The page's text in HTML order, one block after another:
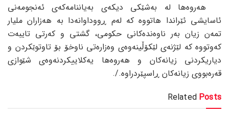
هەروەها لە بەشێکی دیکەی بەیاننامەکەی ئەنجومەنی
ئاسایشی ئێراندا هاتووە کە لەم ڕووداوانەدا بە هەزاران ملیار
تمەن زیان بەر ناوەندەکانی حکومی، گشتی و کەرتی تایبەت
کەوتووە کە لێژنەی لێکۆڵینەوەی وەزارەتی ناوخۆ بۆ تاوتوێکردن و
دیاریکردنی زیانەکان و هەروەها یەکلاییکردنەوەی شێوازی
قەرەبووی زیانەکان ڕاسپێردراوە./.
Related Posts